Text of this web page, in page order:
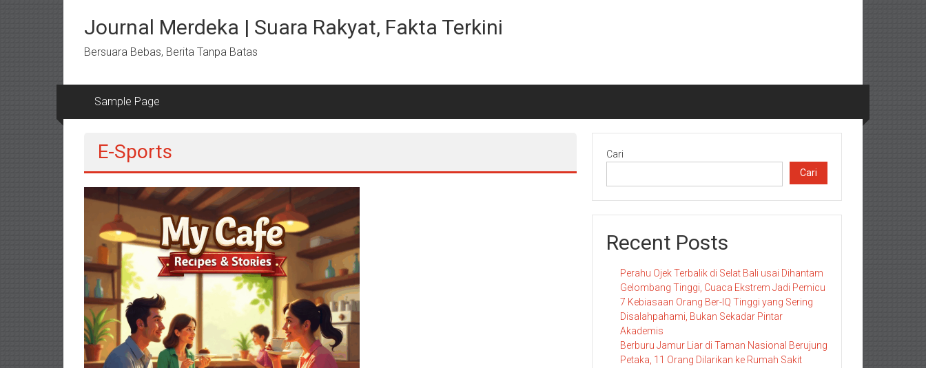
kontenJournal Merdeka | Suara Rakyat, Fakta Terkini
Bersuara Bebas, Berita Tanpa Batas
Sample Page
E-Sports
Cari
Cari
Recent Posts
Perahu Ojek Terbalik di Selat Bali usai Dihantam
Gelombang Tinggi, Cuaca Ekstrem Jadi Pemicu
7 Kebiasaan Orang Ber-IQ Tinggi yang Sering
Disalahpahami, Bukan Sekadar Pintar
Akademis
Berburu Jamur Liar di Taman Nasional Berujung
Petaka, 11 Orang Dilarikan ke Rumah Sakit